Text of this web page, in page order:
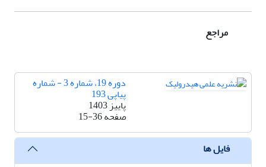
مراجع
دوره 19، شماره 3 - شماره
پیاپی 193
پاییز 1403
صفحه15-36
فایل ها